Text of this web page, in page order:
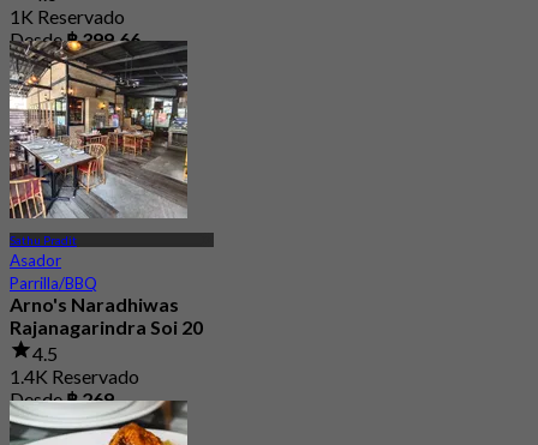
1K Reservado
Desde฿ 399.66
Sathu Pradit
Asador
Parrilla/BBQ
Arno's Naradhiwas
Rajanagarindra Soi 20
4.5
1.4K Reservado
Desde฿ 269